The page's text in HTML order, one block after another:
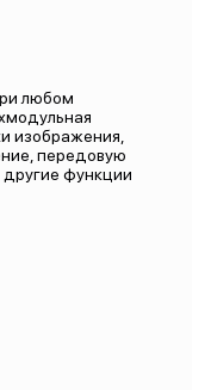
любом
изображения,
передовую
другие функции